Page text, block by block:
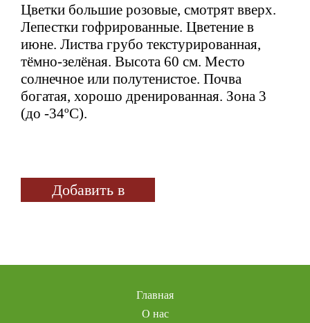
Цветки большие розовые, смотрят вверх.
Лепестки гофрированные. Цветение в
июне. Листва грубо текстурированная,
тёмно-зелёная. Высота 60 см. Место
солнечное или полутенистое. Почва
богатая, хорошо дренированная. Зона 3
(до -34ºС).
Добавить в
Главная
О нас